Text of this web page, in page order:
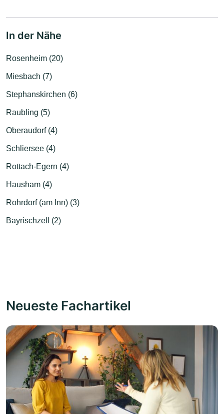
In der Nähe
Rosenheim (20)
Miesbach (7)
Stephanskirchen (6)
Raubling (5)
Oberaudorf (4)
Schliersee (4)
Rottach-Egern (4)
Hausham (4)
Rohrdorf (am Inn) (3)
Bayrischzell (2)
Neueste Fachartikel